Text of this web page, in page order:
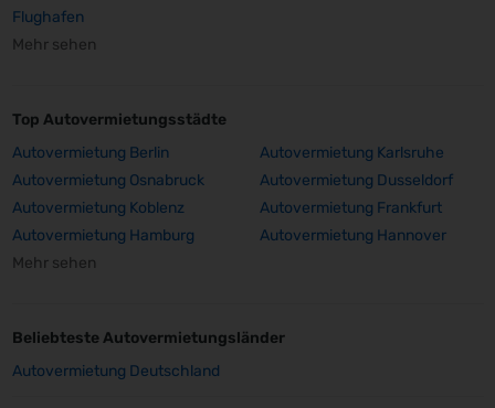
Flughafen
Mehr sehen
Top Autovermietungsstädte
Autovermietung Berlin
Autovermietung Karlsruhe
Autovermietung Osnabruck
Autovermietung Dusseldorf
Autovermietung Koblenz
Autovermietung Frankfurt
Autovermietung Hamburg
Autovermietung Hannover
Mehr sehen
Beliebteste Autovermietungsländer
Autovermietung Deutschland